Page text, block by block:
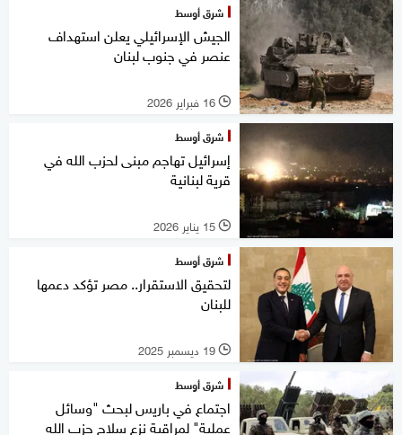
شرق أوسط
الجيش الإسرائيلي يعلن استهداف
عنصر في جنوب لبنان
l 16 فبراير 2026
شرق أوسط
إسرائيل تهاجم مبنى لحزب الله في
قرية لبنانية
l 15 يناير 2026
شرق أوسط
لتحقيق الاستقرار.. مصر تؤكد دعمها
للبنان
l 19 ديسمبر 2025
شرق أوسط
اجتماع في باريس لبحث "وسائل
عملية" لمراقبة نزع سلاح حزب الله